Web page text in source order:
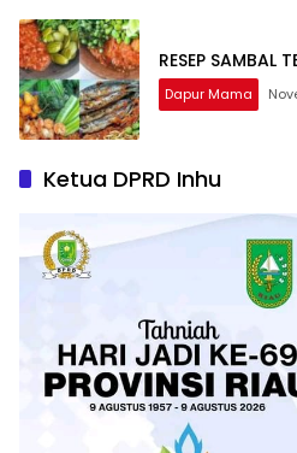
RESEP SAMBAL
Dapur Mama
Ketua DPRD Inhu